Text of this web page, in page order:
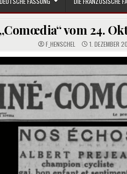
„Comœdia“ vom 24.
F_HENSCHEL 1. DEZEMBER